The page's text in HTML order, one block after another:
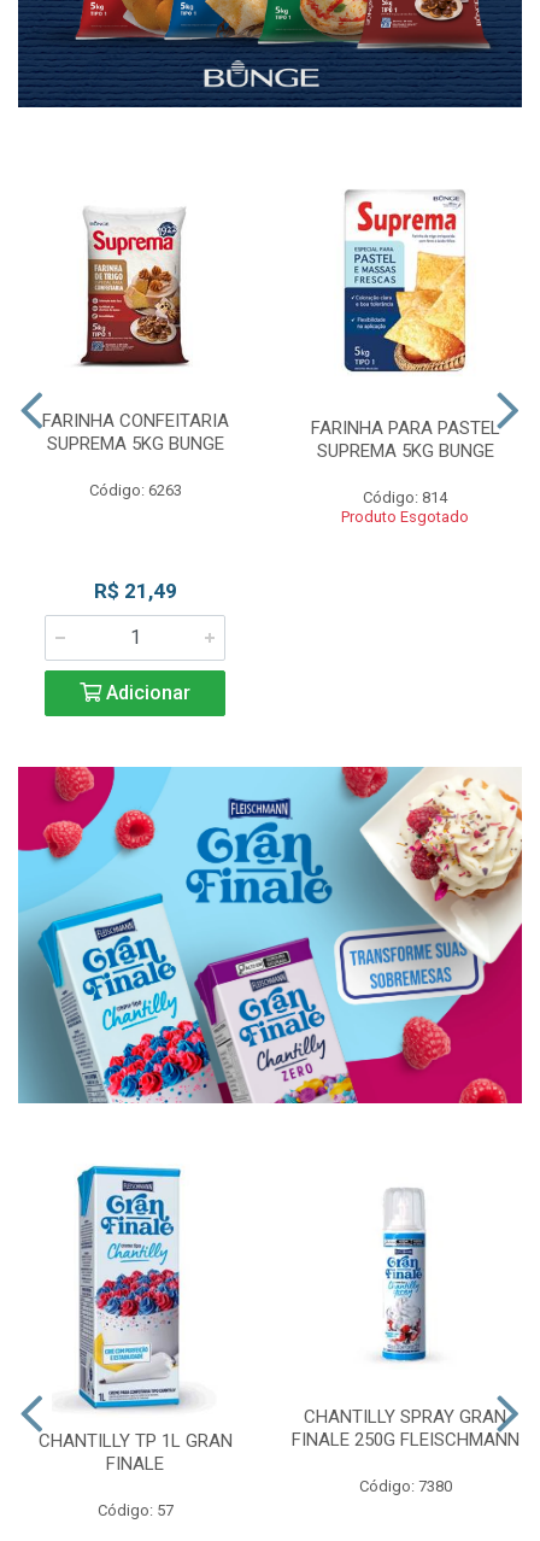
FARINHA CONFEITARIA
SUPREMA 5KG BUNGE
Código: 6263
R$ 21,49
Adicionar
FARINHA PARA PASTEL
SUPREMA 5KG BUNGE
Código: 814
Produto Esgotado
CHANTILLY TP 1L GRAN
FINALE
Código: 57
CHANTILLY SPRAY GRAN
FINALE 250G FLEISCHMANN
Código: 7380